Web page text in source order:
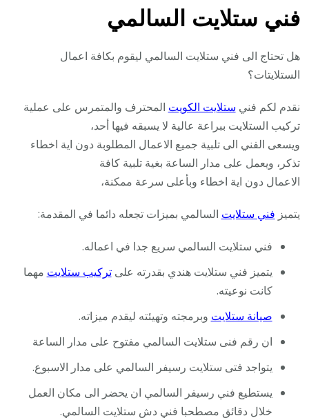
فني ستلايت السالمي
هل تحتاج الى فني ستلايت السالمي ليقوم بكافة اعمال
الستلايتات؟
نقدم لكم فني ستلايت الكويت المحترف والمتمرس على عملية
تركيب الستلايت ببراعة عالية لا يسبقه فيها أحد،
ويسعى الفني الى تلبية جميع الاعمال المطلوبة دون اية اخطاء
تذكر، ويعمل على مدار الساعة بغية تلبية كافة
الاعمال دون اية اخطاء وبأعلى سرعة ممكنة،
يتميز فني ستلايت السالمي بميزات تجعله دائما في المقدمة:
فني ستلايت السالمي سريع جدا في اعماله.
يتميز فني ستلايت هندي بقدرته علىتركيب ستلايت مهما
كانت نوعيته.
صيانة ستلايت وبرمجته وتهيئته ليقدم ميزاته.
ان رقم فنى ستلايت السالمي مفتوح على مدار الساعة
يتواجد فتى ستلايت رسيفر السالمي على مدار الاسبوع.
يستطيع فني رسيفر السالمي ان يحضر الى مكان العمل
خلال دقائق مصطحبا فني دش ستلايت السالمي.